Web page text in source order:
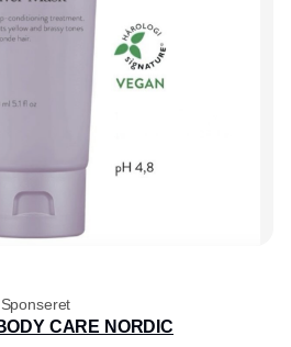
Sponseret
CARE NORDIC